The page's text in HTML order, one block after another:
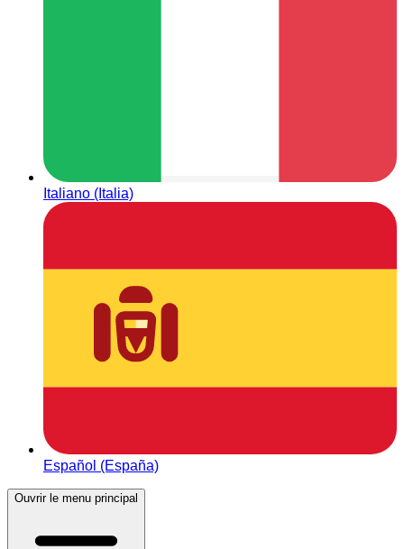
Italiano (Italia)
Español (España)
Ouvrir le menu principal